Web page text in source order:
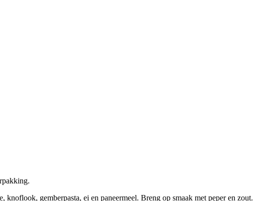
knoflook, gemberpasta, ei en paneermeel. Breng op smaak met peper en zout.